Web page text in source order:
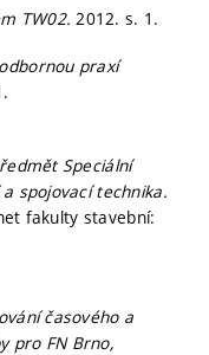
TW02.2012.s. 1.
praxí
Speciální
spojovací technika.
fakulty stavební:
časového a
pro FN Brno,